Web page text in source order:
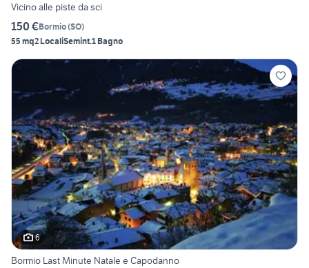
Vicino alle piste da sci
150 €Bormio(SO)
55 mq2 LocaliSemint.1 Bagno
6
Bormio Last Minute Natale e Capodanno